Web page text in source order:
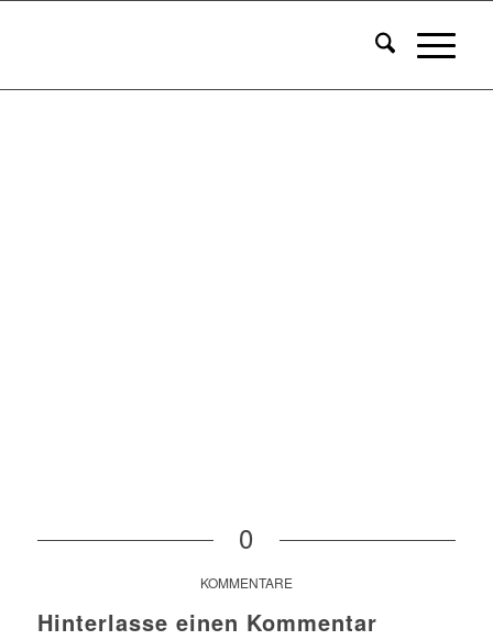
0
KOMMENTARE
Hinterlasse einen Kommentar